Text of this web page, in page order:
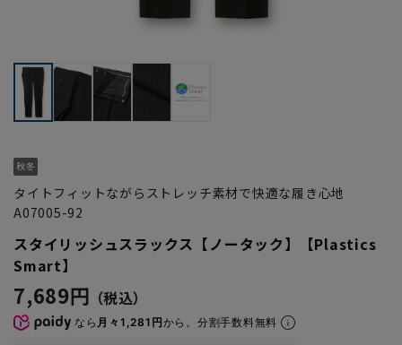
タイトフィットながらストレッチ素材で快適な履き心地
A07005-92
スタイリッシュスラックス【ノータック】【Plastics
Smart】
7,689円
なら 月々1,281円から。分割手数料無料